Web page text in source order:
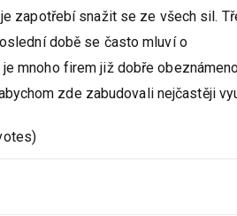
zapotřebí snažit se ze všech sil.
době se často mluví o
mnoho firem již dobře
zde zabudovali nejčastěji